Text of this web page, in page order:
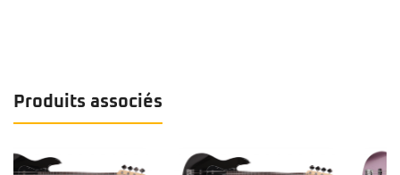
Produits associés